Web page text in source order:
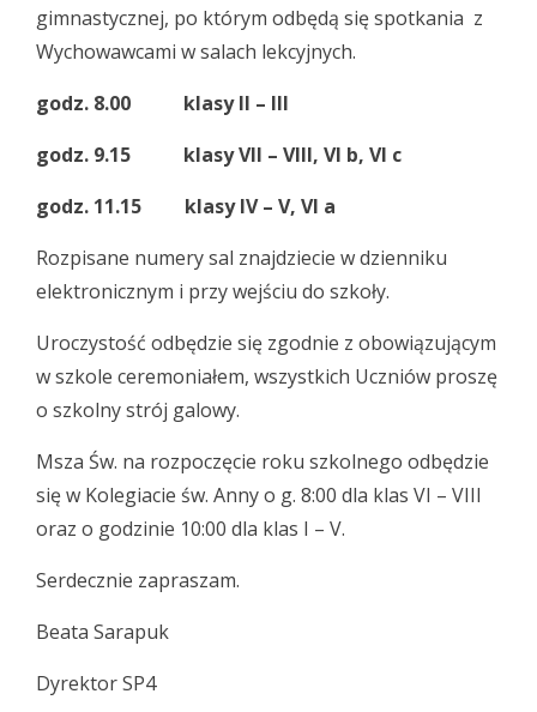
gimnastycznej, po którym odbędą się spotkania z
Wychowawcami w salach lekcyjnych.
godz. 8.00 klasy II – III
godz. 9.15 klasy VII – VIII, VI b, VI c
godz. 11.15 klasy IV – V, VI a
Rozpisane numery sal znajdziecie w dzienniku
elektronicznym i przy wejściu do szkoły.
Uroczystość odbędzie się zgodnie z obowiązującym
w szkole ceremoniałem, wszystkich Uczniów proszę
o szkolny strój galowy.
Msza Św. na rozpoczęcie roku szkolnego odbędzie
się w Kolegiacie św. Anny o g. 8:00 dla klas VI – VIII
oraz o godzinie 10:00 dla klas I – V.
Serdecznie zapraszam.
Beata Sarapuk
Dyrektor SP4